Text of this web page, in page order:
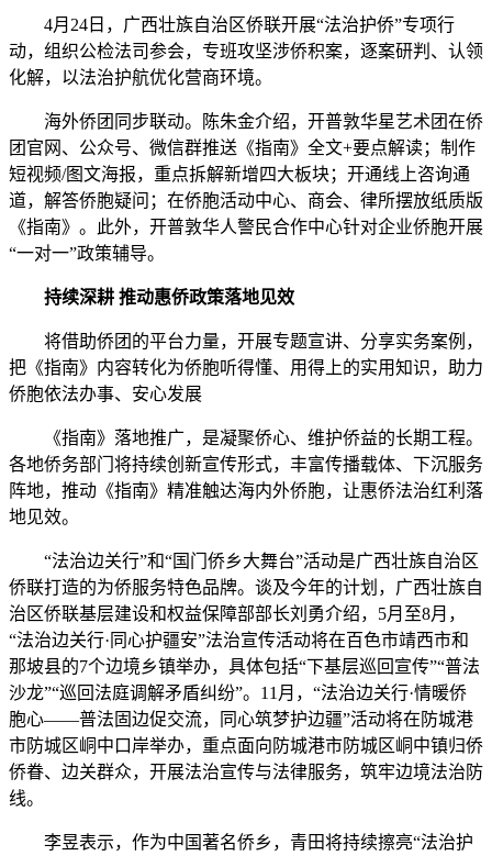
4月24日，广西壮族自治区侨联开展“法治护侨”专项行
动，组织公检法司参会，专班攻坚涉侨积案，逐案研判、认领
化解，以法治护航优化营商环境。
海外侨团同步联动。陈朱金介绍，开普敦华星艺术团在侨
团官网、公众号、微信群推送《指南》全文+要点解读；制作
短视频/图文海报，重点拆解新增四大板块；开通线上咨询通
道，解答侨胞疑问；在侨胞活动中心、商会、律所摆放纸质版
《指南》。此外，开普敦华人警民合作中心针对企业侨胞开展
“一对一”政策辅导。
持续深耕 推动惠侨政策落地见效
将借助侨团的平台力量，开展专题宣讲、分享实务案例，
把《指南》内容转化为侨胞听得懂、用得上的实用知识，助力
侨胞依法办事、安心发展
《指南》落地推广，是凝聚侨心、维护侨益的长期工程。
各地侨务部门将持续创新宣传形式，丰富传播载体、下沉服务
阵地，推动《指南》精准触达海内外侨胞，让惠侨法治红利落
地见效。
“法治边关行”和“国门侨乡大舞台”活动是广西壮族自治区
侨联打造的为侨服务特色品牌。谈及今年的计划，广西壮族自
治区侨联基层建设和权益保障部部长刘勇介绍，5月至8月，
“法治边关行·同心护疆安”法治宣传活动将在百色市靖西市和
那坡县的7个边境乡镇举办，具体包括“下基层巡回宣传”“普法
沙龙”“巡回法庭调解矛盾纠纷”。11月，“法治边关行·情暖侨
胞心——普法固边促交流，同心筑梦护边疆”活动将在防城港
市防城区峒中口岸举办，重点面向防城港市防城区峒中镇归侨
侨眷、边关群众，开展法治宣传与法律服务，筑牢边境法治防
线。
李昱表示，作为中国著名侨乡，青田将持续擦亮“法治护